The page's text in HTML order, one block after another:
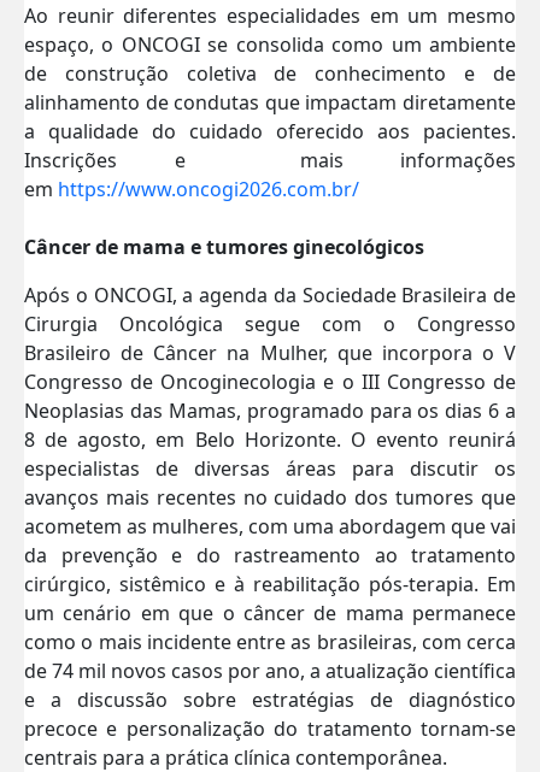
Ao reunir diferentes especialidades em um mesmo
espaço, o ONCOGI se consolida como um ambiente
de construção coletiva de conhecimento e de
alinhamento de condutas que impactam diretamente
a qualidade do cuidado oferecido aos pacientes.
Inscrições e mais informações
em https://www.oncogi2026.com.br/
Câncer de mama e tumores ginecológicos
Após o ONCOGI, a agenda da Sociedade Brasileira de
Cirurgia Oncológica segue com o Congresso
Brasileiro de Câncer na Mulher, que incorpora o V
Congresso de Oncoginecologia e o III Congresso de
Neoplasias das Mamas, programado para os dias 6 a
8 de agosto, em Belo Horizonte. O evento reunirá
especialistas de diversas áreas para discutir os
avanços mais recentes no cuidado dos tumores que
acometem as mulheres, com uma abordagem que vai
da prevenção e do rastreamento ao tratamento
cirúrgico, sistêmico e à reabilitação pós-terapia. Em
um cenário em que o câncer de mama permanece
como o mais incidente entre as brasileiras, com cerca
de 74 mil novos casos por ano, a atualização científica
e a discussão sobre estratégias de diagnóstico
precoce e personalização do tratamento tornam-se
centrais para a prática clínica contemporânea.